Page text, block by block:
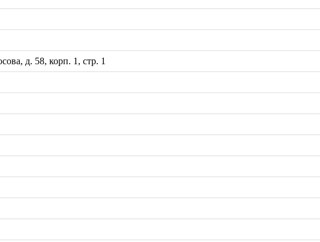
д. 58, корп. 1, стр. 1